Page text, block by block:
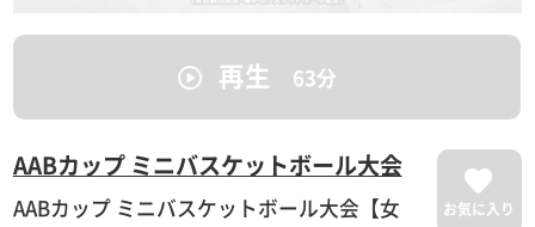
再生 63分
AABカップ ミニバスケットボール大会
AABカップ ミニバスケットボール大会【女
お気に入り